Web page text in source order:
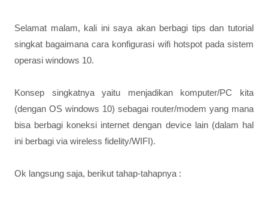
Selamat malam, kali ini saya akan berbagi tips dan tutorial
singkat bagaimana cara konfigurasi wifi hotspot pada sistem
operasi windows 10.
Konsep singkatnya yaitu menjadikan komputer/PC kita
(dengan OS windows 10) sebagai router/modem yang mana
bisa berbagi koneksi internet dengan device lain (dalam hal
ini berbagi via wireless fidelity/WIFI).
Ok langsung saja, berikut tahap-tahapnya :